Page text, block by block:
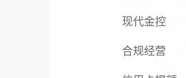
现代金控
合规经营